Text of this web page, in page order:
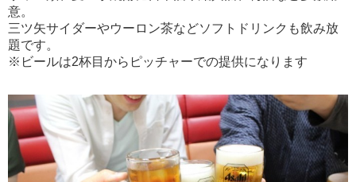
意。
三ツ矢サイダーやウーロン茶などソフトドリンクも飲み放
題です。
※ビールは2杯目からピッチャーでの提供になります